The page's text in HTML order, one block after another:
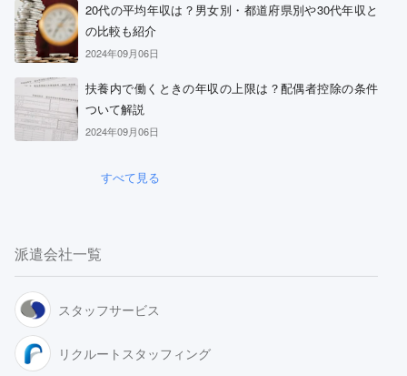
20代の平均年収は？男女別・都道府県別や30代年収と
の比較も紹介
2024年09月06日
扶養内で働くときの年収の上限は？配偶者控除の条件
ついて解説
2024年09月06日
すべて見る
派遣会社一覧
スタッフサービス
リクルートスタッフィング